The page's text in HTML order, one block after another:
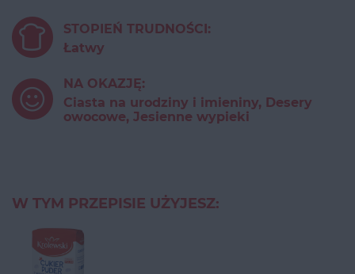
STOPIEŃ TRUDNOŚCI:
Łatwy
NA OKAZJĘ:
Ciasta na urodziny i imieniny, Desery
owocowe, Jesienne wypieki
W TYM PRZEPISIE UŻYJESZ: